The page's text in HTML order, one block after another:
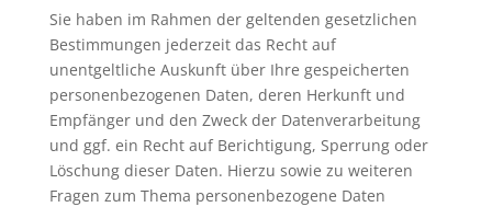
Sie haben im Rahmen der geltenden gesetzlichen
Bestimmungen jederzeit das Recht auf
unentgeltliche Auskunft über Ihre gespeicherten
personenbezogenen Daten, deren Herkunft und
Empfänger und den Zweck der Datenverarbeitung
und ggf. ein Recht auf Berichtigung, Sperrung oder
Löschung dieser Daten. Hierzu sowie zu weiteren
Fragen zum Thema personenbezogene Daten